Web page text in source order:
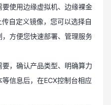
使用边缘虚拟机、边缘裸金
自定义镜像，您可以选择自
方便您快速部署、管理服务
，确认产品类型、明确算力
信息后，在ECX控制台相应